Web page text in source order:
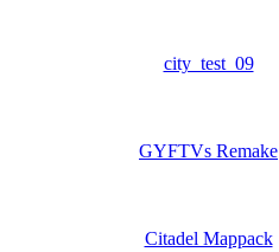
city_test_09
GYFTVs Remake
Citadel Mappack